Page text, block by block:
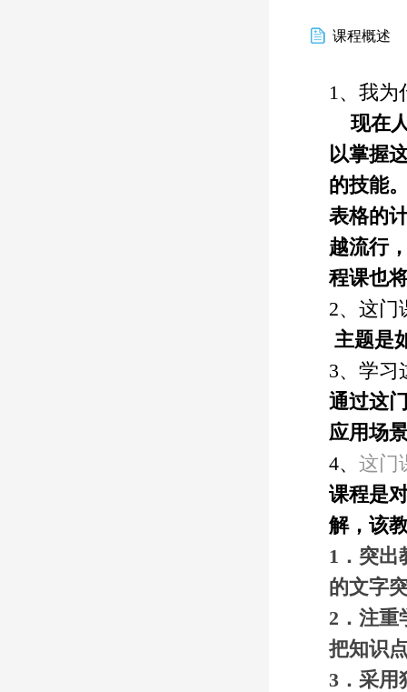
课程概述
1、 我为
现在
以掌握
的技能
表格的
越流行
程课也
2、这门
主题是
3、学习
通过这
应用场
4、 这门
课程是
解，该
1．突出
的文字
2．注重
把知识
3．采用